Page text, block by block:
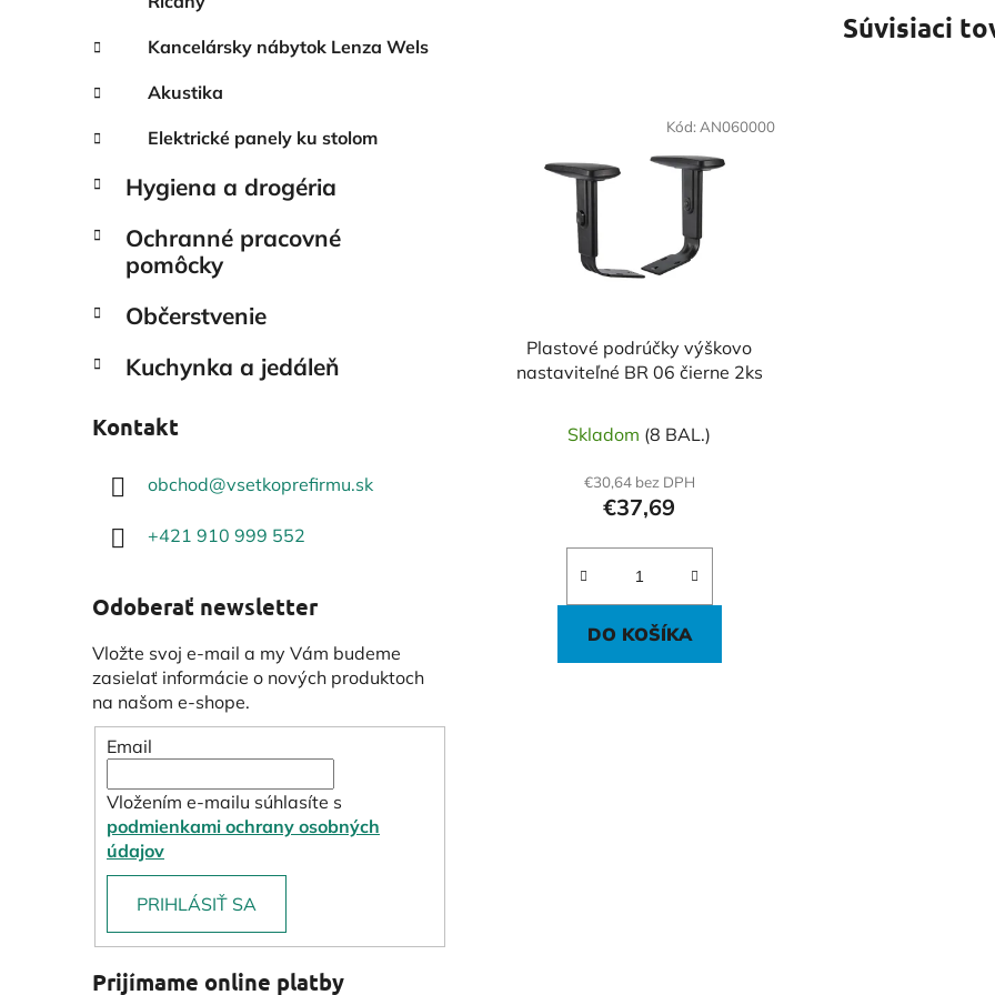
Kancelársky nábytok Lenza Wels
Akustika
Elektrické panely ku stolom
Hygiena a drogéria
Ochranné pracovné
pomôcky
Občerstvenie
Kuchynka a jedáleň
Kontakt
obchod@vsetkoprefirmu.sk
+421 910 999 552
Odoberať newsletter
Vložte svoj e-mail a my Vám budeme
zasielať informácie o nových produktoch
na našom e-shope.
Email
Vložením e-mailu súhlasíte s
podmienkami ochrany osobných
údajov
PRIHLÁSIŤ SA
Prijímame online platby
Súvisiaci
Plastové podrúčky výškovo
nastaviteľné BR 06 čierne 2ks
Skladom (8 BAL.)
€30,64 bez DPH
€37,69
DO KOŠÍKA
Kód: AN060000